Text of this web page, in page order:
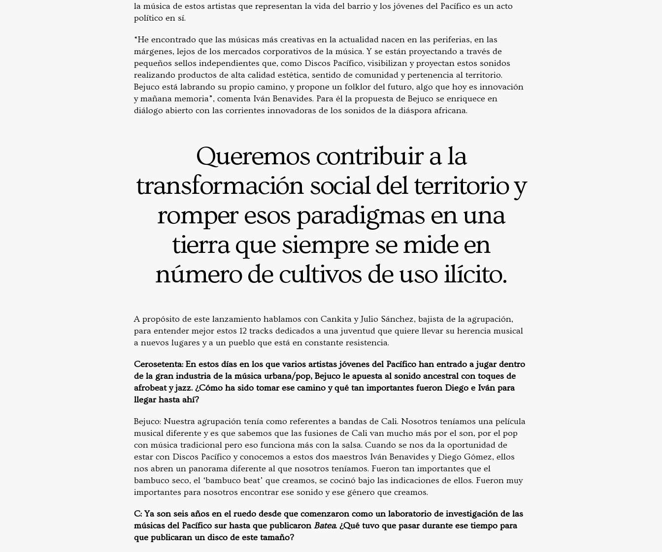
la música de estos artistas que representan la vida del barrio y los jóvenes del Pacífico es un acto
político en sí.
“He encontrado que las músicas más creativas en la actualidad nacen en las periferias, en las
márgenes, lejos de los mercados corporativos de la música. Y se están proyectando a través de
pequeños sellos independientes que, como Discos Pacífico, visibilizan y proyectan estos sonidos
realizando productos de alta calidad estética, sentido de comunidad y pertenencia al territorio.
Bejuco está labrando su propio camino, y propone un folklor del futuro, algo que hoy es innovación
y mañana memoria”, comenta Iván Benavides. Para él la propuesta de Bejuco se enriquece en
diálogo abierto con las corrientes innovadoras de los sonidos de la diáspora africana.
Queremos contribuir a la
transformación social del territorio y
romper esos paradigmas en una
tierra que siempre se mide en
número de cultivos de uso ilícito.
A propósito de este lanzamiento hablamos con Cankita y Julio Sánchez, bajista de la agrupación,
para entender mejor estos 12 tracks dedicados a una juventud que quiere llevar su herencia musical
a nuevos lugares y a un pueblo que está en constante resistencia.
Cerosetenta: En estos días en los que varios artistas jóvenes del Pacífico han entrado a jugar dentro
de la gran industria de la música urbana/pop, Bejuco le apuesta al sonido ancestral con toques de
afrobeat y jazz. ¿Cómo ha sido tomar ese camino y qué tan importantes fueron Diego e Iván para
llegar hasta ahí?
Bejuco: Nuestra agrupación tenía como referentes a bandas de Cali. Nosotros teníamos una película
musical diferente y es que sabemos que las fusiones de Cali van mucho más por el son, por el pop
con música tradicional pero eso funciona más con la salsa. Cuando se nos da la oportunidad de
estar con Discos Pacífico y conocemos a estos dos maestros Iván Benavides y Diego Gómez, ellos
nos abren un panorama diferente al que nosotros teníamos. Fueron tan importantes que el
bambuco seco, el ‘bambuco beat’ que creamos, se cocinó bajo las indicaciones de ellos. Fueron muy
importantes para nosotros encontrar ese sonido y ese género que creamos.
C: Ya son seis años en el ruedo desde que comenzaron como un laboratorio de investigación de las
músicas del Pacífico sur hasta que publicaronBatea. ¿Qué tuvo que pasar durante ese tiempo para
que publicaran un disco de este tamaño?